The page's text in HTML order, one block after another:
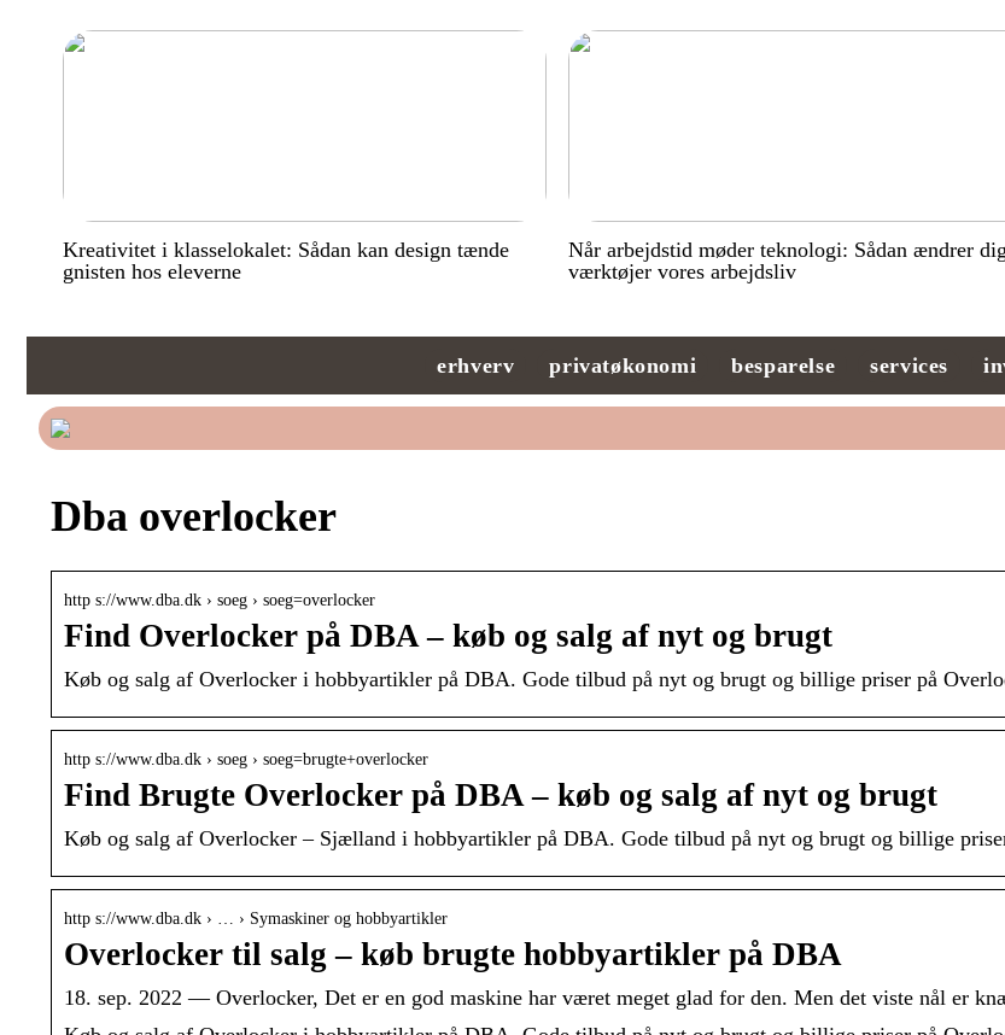
Kreativitet i klasselokalet: Sådan kan design tænde
gnisten hos eleverne
Når arbejdstid møder teknologi: Sådan ændrer
værktøjer vores arbejdsliv
erhverv privatøkonomi besparelse services
Dba overlocker
http s://www.dba.dk › soeg › soeg=overlocker
Find Overlocker på DBA – køb og salg af nyt og brugt
Køb og salg af Overlocker i hobbyartikler på DBA. Gode tilbud på nyt og brugt og billige priser på
http s://www.dba.dk › soeg › soeg=brugte+overlocker
Find Brugte Overlocker på DBA – køb og salg af nyt og brugt
Køb og salg af Overlocker – Sjælland i hobbyartikler på DBA. Gode tilbud på nyt og brugt og billige
http s://www.dba.dk › … › Symaskiner og hobbyartikler
Overlocker til salg – køb brugte hobbyartikler på DBA
18. sep. 2022 — Overlocker, Det er en god maskine har været meget glad for den. Men det viste nål er